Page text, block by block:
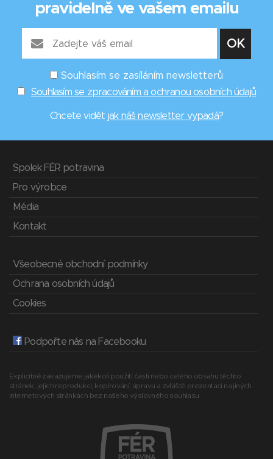
pravidelně ve vašem emailu
Souhlasím se zasíláním newsletterů
Souhlasím se zpracováním a ochranou osobních údajů
Chcete vidět jak náš newsletter vypadá?
Spolek FÉR potravina
Pro výrobce
Média
Kontakt
Všeobecné obchodní podmínky
Ochrana osobních údajů
Cookies
Podpořte nás na Facebooku
Explicitně zakazujeme jakékoli použití části nebo celého obsahu těchto
stránek, jejich reprodukci, kopírování, úpravu a zvláště prezentaci na jiných
internetových stránkách bez našeho výslovného souhlasu.